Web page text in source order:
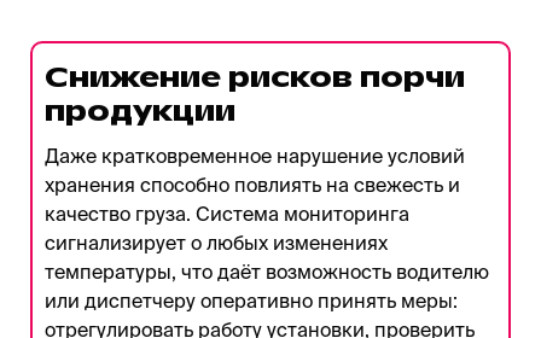
Снижение рисков порчи
продукции
Даже кратковременное нарушение условий
хранения способно повлиять на свежесть и
качество груза. Система мониторинга
сигнализирует о любых изменениях
температуры, что даёт возможность водителю
или диспетчеру оперативно принять меры:
отрегулировать работу установки, проверить